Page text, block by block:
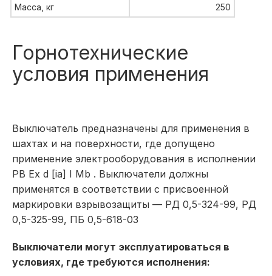
Масса, кг 250
Горнотехнические
условия применения
Выключатель предназначены для применения в
шахтах и на поверхности, где допущено
применение электрооборудования в исполнении
РВ Ex d [ia] I Mb . Выключатели должны
применятся в соответствии с присвоенной
маркировки взрывозащиты — РД 0,5-324-99, РД
0,5-325-99, ПБ 0,5-618-03
Выключатели могут эксплуатироваться в
условиях, где требуются исполнения: